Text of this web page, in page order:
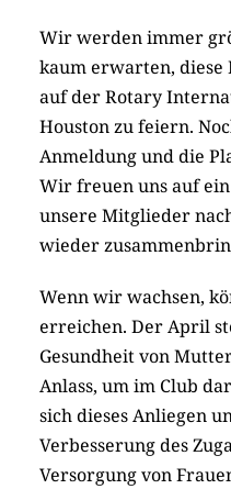
Wir werden immer
kaum erwarten,
auf der Rotary
Houston zu feiern.
Anmeldung und die
Wir freuen uns auf
unsere Mitglieder
wieder
Wenn wir wachsen,
erreichen. Der April
Gesundheit von
Anlass, um im Club
sich dieses Anliegen
Verbesserung des
Versorgung von